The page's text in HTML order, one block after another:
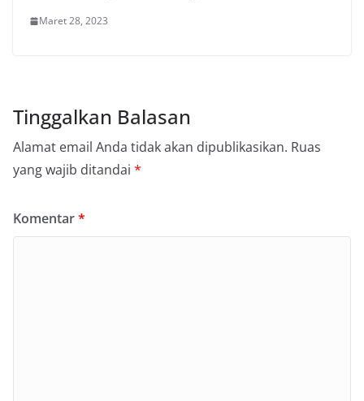
Maret 28, 2023
Tinggalkan Balasan
Alamat email Anda tidak akan dipublikasikan. Ruas
yang wajib ditandai *
Komentar*